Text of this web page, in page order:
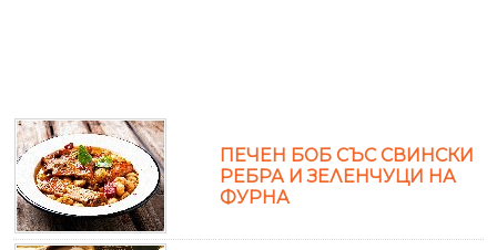
ПЕЧЕН БОБ СЪС СВИНСКИ
РЕБРА И ЗЕЛЕНЧУЦИ НА
ФУРНА